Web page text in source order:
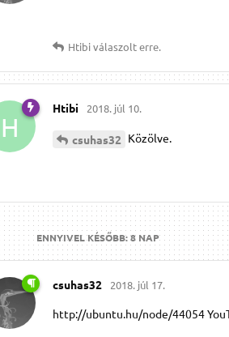
Htibiválaszolt erre.
H
Htibi 2018. júl 10.
csuhas32 Közölve.
ENNYIVEL KÉSŐBB:8 NAP
csuhas32 2018. júl 17.
http://ubuntu.hu/node/44054